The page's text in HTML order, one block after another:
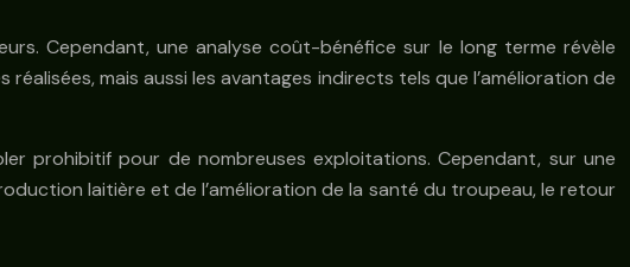
Cependant, une analyse coût-bénéfice sur le long terme révèle
mais aussi les avantages indirects tels que l’amélioration de
prohibitif pour de nombreuses exploitations. Cependant, sur une
laitière et de l’amélioration de la santé du troupeau, le retour